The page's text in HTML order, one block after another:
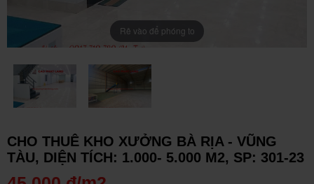
Rê vào để phóng to
CHO THUÊ KHO XƯỞNG BÀ RỊA - VŨNG
TÀU, DIỆN TÍCH: 1.000- 5.000 M2, SP: 301-23